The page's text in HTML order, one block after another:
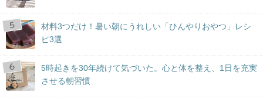
材料3つだけ！暑い朝にうれしい「ひんやりおやつ」レシ
ピ3選
5時起きを30年続けて気づいた。心と体を整え、1日を充実
させる朝習慣